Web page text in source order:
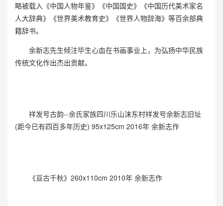
略被载入《中国人物年鉴》《中国国史》《中国历代美术家名
人大辞典》《世界美术教育史》《世界人物辞海》等百余部典
籍辞书。
余新志先生倾注毕生心血在书画事业上，为弘扬中华民族
传统文化作出杰出贡献。
祥发号古韵--余氏家族四川乐山沫东村祥发号余新志旧址
(距今已有四百多年历史) 95x125cm 2016年 余新志作
《亘古千秋》260x110cm 2010年 余新志作